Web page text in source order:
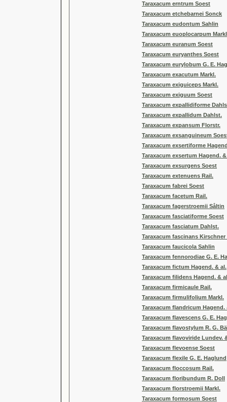
Taraxacum erntrum Soest
Taraxacum etchebarnei Sonck
Taraxacum eudontum Sahlin
Taraxacum euoplocarpum
Taraxacum euranum Soest
Taraxacum euryanthes Soest
Taraxacum eurylobum G. E.
Taraxacum exacutum Markl.
Taraxacum exiguiceps Markl.
Taraxacum exiguum Soest
Taraxacum expallidiforme
Taraxacum expallidum Dahlst.
Taraxacum expansum Florstr.
Taraxacum exsanguineum
Taraxacum exsertiforme
Taraxacum exsertum Hagend.
Taraxacum exsurgens Soest
Taraxacum extenuens Rail.
Taraxacum fabrei Soest
Taraxacum facetum Rail.
Taraxacum fagerstroemii Såltin
Taraxacum fasciatiforme Soest
Taraxacum fasciatum Dahlst.
Taraxacum fascinans Kirschner
Taraxacum faucicola Sahlin
Taraxacum fennorodiae G. E.
Taraxacum fictum Hagend. & al.
Taraxacum filidens Hagend. &
Taraxacum firmicaule Rail.
Taraxacum firmulifolium Markl.
Taraxacum flandricum Hagend.
Taraxacum flavescens G. E.
Taraxacum flavostylum R. G.
Taraxacum flavoviride Lundev.
Taraxacum flevoense Soest
Taraxacum flexile G. E. Haglund
Taraxacum floccosum Rail.
Taraxacum floribundum R. Doll
Taraxacum florstroemii Markl.
Taraxacum formosum Soest